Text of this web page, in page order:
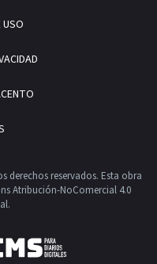
USO
derechos reservados. Esta obra
Atribución-NoComercial 4.0